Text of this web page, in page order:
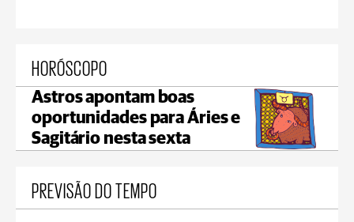
HORÓSCOPO
Astros apontam boas
oportunidades para Áries e
Sagitário nesta sexta
PREVISÃO DO TEMPO